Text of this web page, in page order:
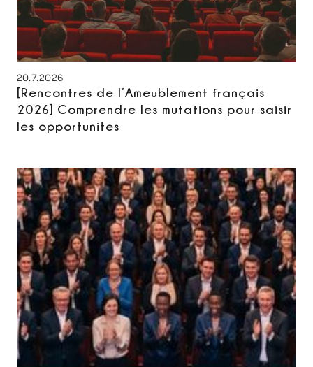
20.7.2026
[Rencontres de l’Ameublement français
2026] Comprendre les mutations pour saisir
les opportunites